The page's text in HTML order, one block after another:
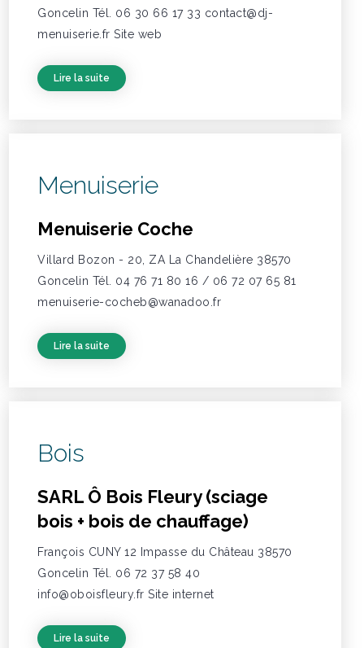
Goncelin Tél. 06 30 66 17 33 contact@dj-
menuiserie.fr Site web
Lire la suite
Menuiserie
Menuiserie Coche
Villard Bozon - 20, ZA La Chandelière 38570
Goncelin Tél. 04 76 71 80 16 / 06 72 07 65 81
menuiserie-cocheb@wanadoo.fr
Lire la suite
Bois
SARL Ô Bois Fleury (sciage
bois + bois de chauffage)
François CUNY 12 Impasse du Château 38570
Goncelin Tél. 06 72 37 58 40
info@oboisfleury.fr Site internet
Lire la suite